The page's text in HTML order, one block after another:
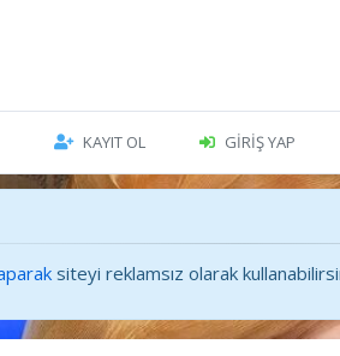
KAYIT OL GIRIŞ YAP
siteyi reklamsız olarak